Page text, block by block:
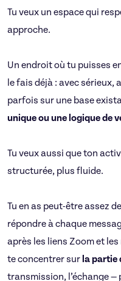
Tu veux un espace qui
approche.
Un endroit où tu puisses
le fais déjà : avec sérieux,
parfois sur une base
unique ou une logique de
Tu veux aussi que ton
structurée, plus fluide.
Tu en as peut-être assez
répondre à chaque
après les liens Zoom et
te concentrer surla partie
transmission, l’échange